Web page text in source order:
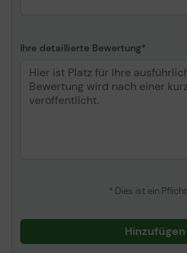
Ihre detaillierte Bewertung
* Dies ist ein
Hinzufügen